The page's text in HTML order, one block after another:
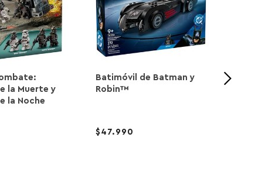
la Muerte y
la Noche
Batimóvil de Batman y
Robin™
47.990